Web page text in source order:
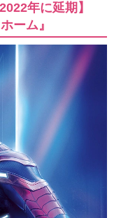
年に延期】
ーム』